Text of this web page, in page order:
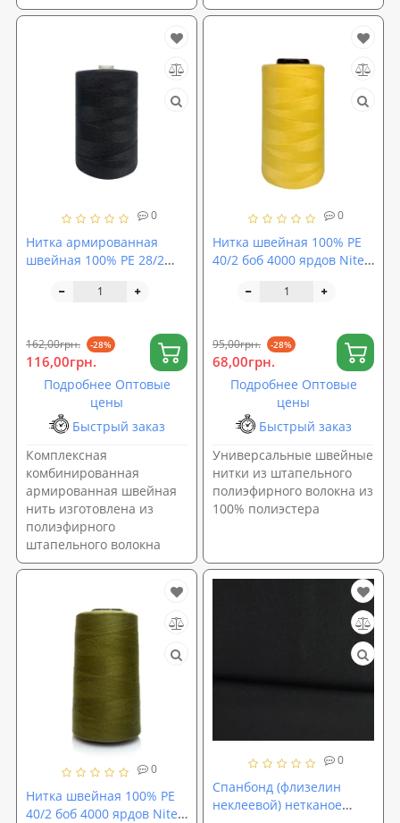
0
Нитка армированная
швейная 100% PE 28/2
(271827)
162,00грн. -28%
116,00грн.
Подробнее Оптовые
цены
Быстрый заказ
Комплексная
комбинированная
армированная швейная
нить изготовлена ​​из
полиэфирного
штапельного волокна
0
Нитка швейная 100% PE
40/2 боб 4000 ярдов Nitex
95,00грн. -28%
68,00грн.
Подробнее Оптовые
цены
Быстрый заказ
Универсальные швейные
нитки из штапельного
полиэфирного волокна из
100% полиэстера
0
Нитка швейная 100% PE
40/2 боб 4000 ярдов Nitex
0
Спанбонд (флизелин
неклеевой) нетканое